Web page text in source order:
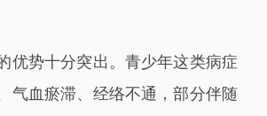
势十分突出。青少年这类病症
气血瘀滞、经络不通，部分伴随